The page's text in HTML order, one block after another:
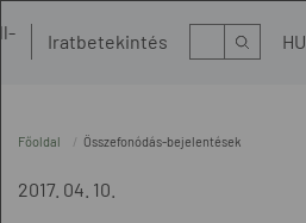
Iratbetekintés Kereső HU
Főoldal Összefonódás-bejelentések
2017. 04. 10.